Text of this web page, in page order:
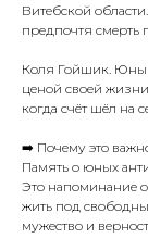
Витебской
предпочтя смерть
Коля Гойшик.
ценой своей
когда счёт шёл на
➡️ Почему это
Память о юных
Это напоминание
жить под
мужество и